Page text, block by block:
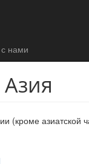
нами
(кроме азиатской